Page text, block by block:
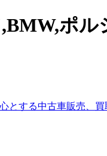
ポル